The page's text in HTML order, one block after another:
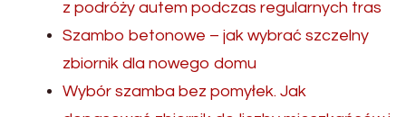
z podróży autem podczas regularnych tras
Szambo betonowe – jak wybrać szczelny
zbiornik dla nowego domu
Wybór szamba bez pomyłek. Jak